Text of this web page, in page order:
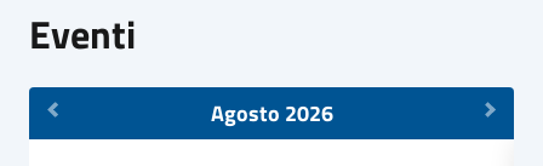
Eventi
Agosto 2026